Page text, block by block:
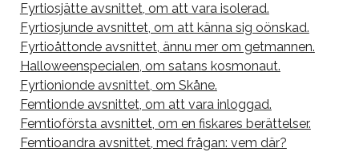
Fyrtiosjätte avsnittet, om att vara isolerad.
Fyrtiosjunde avsnittet, om att känna sig oönskad.
Fyrtioåttonde avsnittet, ännu mer om getmannen.
Halloweenspecialen, om satans kosmonaut.
Fyrtionionde avsnittet, om Skåne.
Femtionde avsnittet, om att vara inloggad.
Femtioförsta avsnittet, om en fiskares berättelser.
Femtioandra avsnittet, med frågan: vem där?